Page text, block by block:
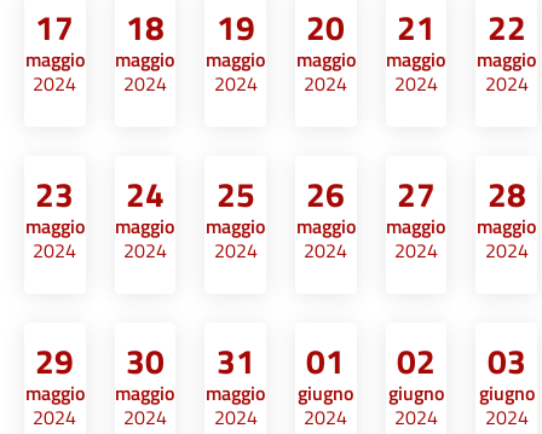
17
maggio
2024
18
maggio
2024
19
maggio
2024
20
maggio
2024
21
maggio
2024
22
maggio
2024
23
maggio
2024
24
maggio
2024
25
maggio
2024
26
maggio
2024
27
maggio
2024
28
maggio
2024
29
maggio
2024
30
maggio
2024
31
maggio
2024
01
giugno
2024
02
giugno
2024
03
giugno
2024